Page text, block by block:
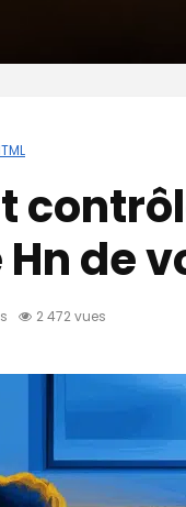
de
2 472 vues